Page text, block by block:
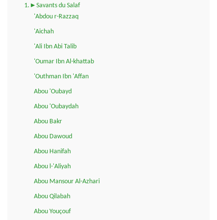
1.►Savants du Salaf
'Abdou r-Razzaq
'Aichah
'Ali Ibn Abi Talib
'Oumar Ibn Al-khattab
'Outhman Ibn 'Affan
Abou 'Oubayd
Abou 'Oubaydah
Abou Bakr
Abou Dawoud
Abou Hanifah
Abou l-'Aliyah
Abou Mansour Al-Azhari
Abou Qilabah
Abou Youçouf